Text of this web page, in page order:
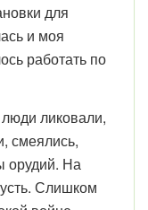
для
и моя
работать по
ликовали,
смеялись,
орудий. На
Слишком